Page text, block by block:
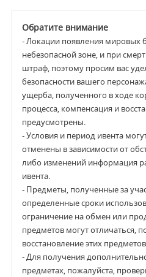
Обратите внимание
- Локации появления мировых
небезопасной зоне, и при
штраф, поэтому просим вас
безопасности вашего
ущерба, полученного в ходе
процесса, компенсация и
предусмотрены.
- Условия и период ивента
отменены в зависимости от
либо изменений информация
ивента.
- Предметы, полученные за
определенные сроки
ограничение на обмен или
предметов могут отличаться,
восстановление этих
- Для получения
предметах, пожалуйста,